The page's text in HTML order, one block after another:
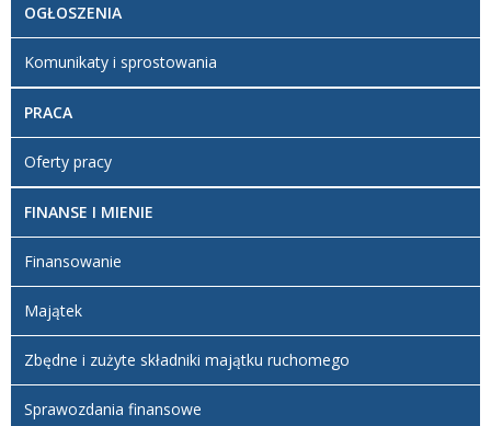
OGŁOSZENIA
Komunikaty i sprostowania
PRACA
Oferty pracy
FINANSE I MIENIE
Finansowanie
Majątek
Zbędne i zużyte składniki majątku ruchomego
Sprawozdania finansowe